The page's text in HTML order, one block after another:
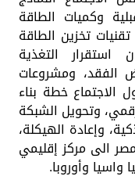
وكميات الطاقة
تخزين الطاقة
استقرار التغذية
الفقد، ومشروعات
الاجتماع خطة بناء
وتحويل الشبكة
وإعادة الهيكلة،
الى مركز إقليمي
واسيا وأوروبا.